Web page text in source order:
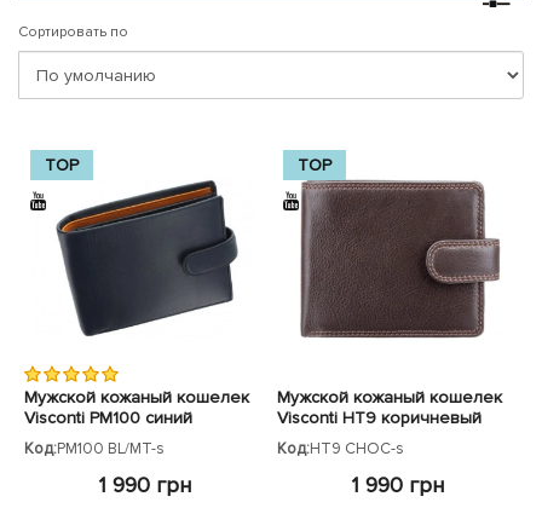
Сортировать по
TOP
Мужской кожаный кошелек
Visconti PM100 синий
Код:PM100 BL/MT-s
1 990 грн
TOP
Мужской кожаный кошелек
Visconti HT9 коричневый
Код:HT9 CHOC-s
1 990 грн